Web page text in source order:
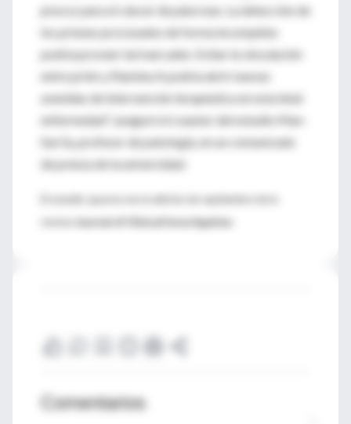
precoz para el cáncer de páncreas. La detección de
los priones procesados de forma incompleta
podría proveer tal marcador. Evitar la vinculación
entre prión y filamina A podría abrir nuevas
avenidas de intervención terapéutica en esta letal
enfermedad", aseguró el coautor del estudio Man-
Sun Sy, profesor de patología, en un comunicado
de prensa de la universidad.
Journal of Clinical Investigation
Comentarios